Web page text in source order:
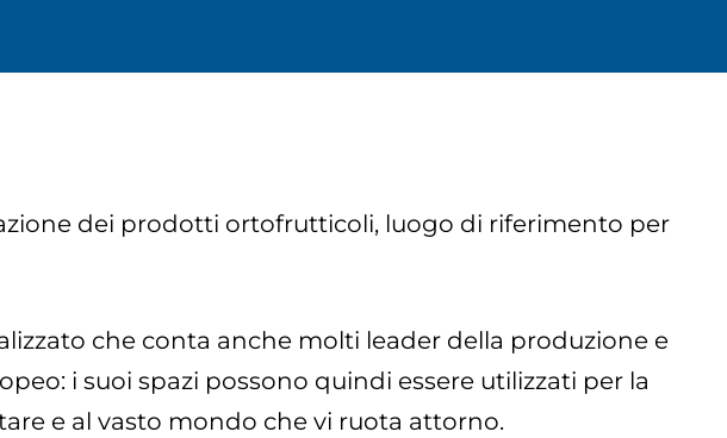
dei prodotti ortofrutticoli, luogo di riferimento per
che conta anche molti leader della produzione e
i suoi spazi possono quindi essere utilizzati per la
e al vasto mondo che vi ruota attorno.